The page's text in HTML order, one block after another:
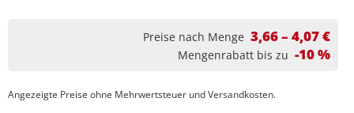
Preise nach Menge 3,66 – 4,07 €
Mengenrabatt bis zu -10 %
Angezeigte Preise ohne Mehrwertsteuer und Versandkosten.